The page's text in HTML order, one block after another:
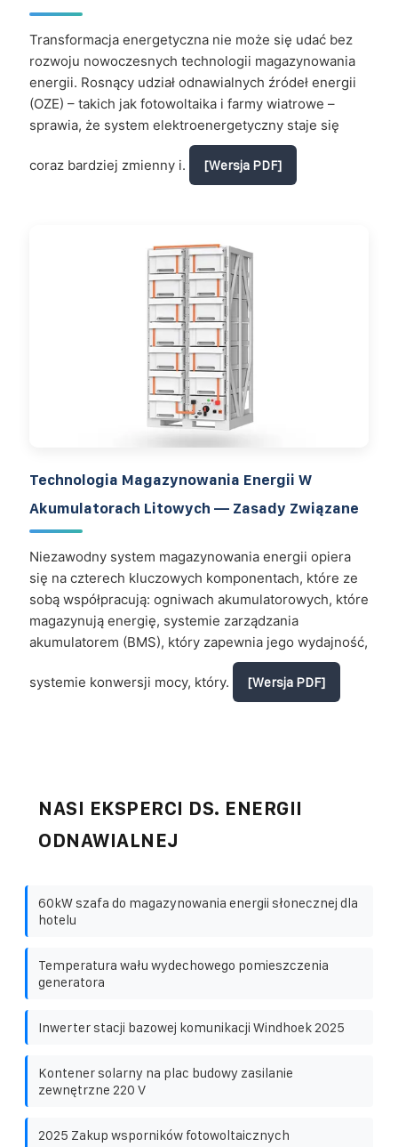
Transformacja energetyczna nie może się udać bez
rozwoju nowoczesnych technologii magazynowania
energii. Rosnący udział odnawialnych źródeł energii
(OZE) – takich jak fotowoltaika i farmy wiatrowe –
sprawia, że system elektroenergetyczny staje się
coraz bardziej zmienny i. [Wersja PDF]
Technologia Magazynowania Energii W
Akumulatorach Litowych — Zasady Związane
Niezawodny system magazynowania energii opiera
się na czterech kluczowych komponentach, które ze
sobą współpracują: ogniwach akumulatorowych, które
magazynują energię, systemie zarządzania
akumulatorem (BMS), który zapewnia jego wydajność,
systemie konwersji mocy, który. [Wersja PDF]
NASI EKSPERCI DS. ENERGII
ODNAWIALNEJ
60kW szafa do magazynowania energii słonecznej dla
hotelu
Temperatura wału wydechowego pomieszczenia
generatora
Inwerter stacji bazowej komunikacji Windhoek 2025
Kontener solarny na plac budowy zasilanie
zewnętrzne 220 V
2025 Zakup wsporników fotowoltaicznych